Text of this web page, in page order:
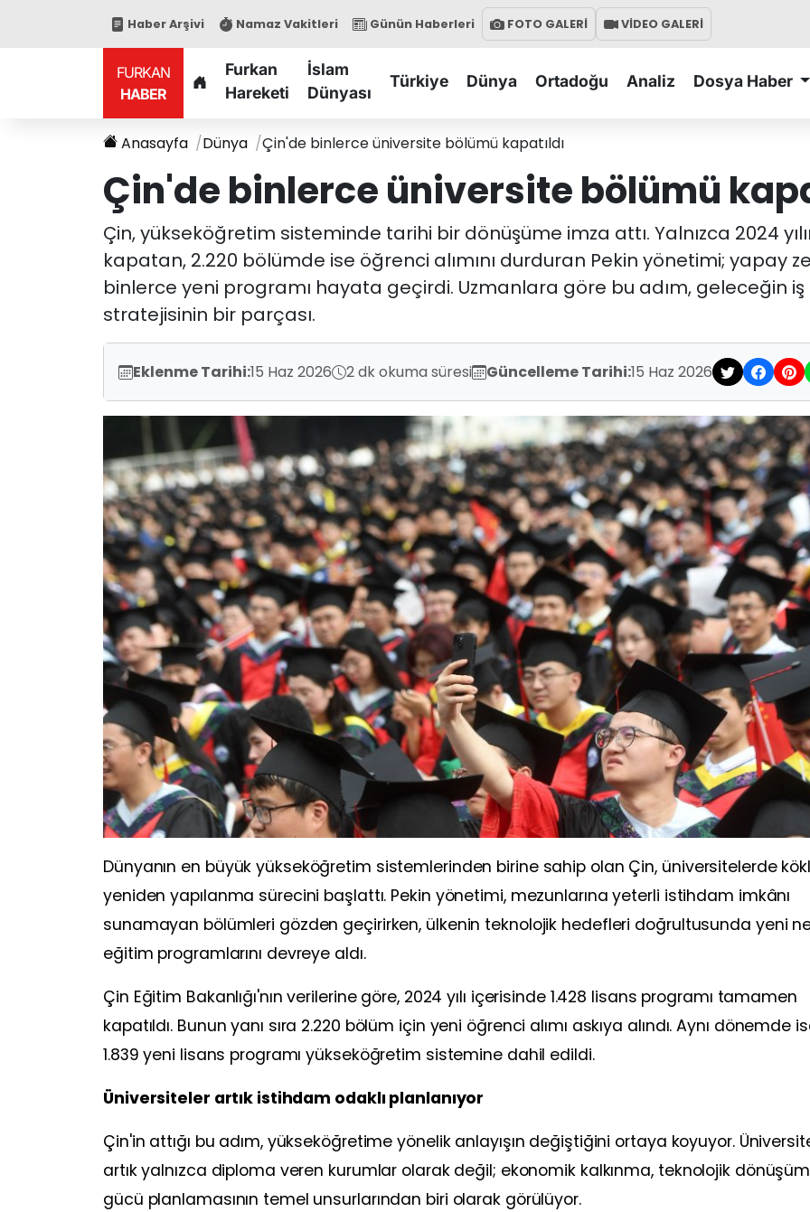
Haber Arşivi Namaz Vakitleri Günün Haberleri FOTO GALERİ VİDEO GALERİ
FURKAN
HABER
Furkan
Hareketi
İslam
Dünyası
Türkiye Dünya Ortadoğu Analiz Dosya Haber
Anasayfa Dünya Çin'de binlerce üniversite bölümü kapatıldı
Çin'de binlerce üniversite bölümü
Çin, yükseköğretim sisteminde tarihi bir dönüşüme imza attı. Yalnızca 2024
kapatan, 2.220 bölümde ise öğrenci alımını durduran Pekin yönetimi; yapay
binlerce yeni programı hayata geçirdi. Uzmanlara göre bu adım, geleceğin
stratejisinin bir parçası.
Eklenme Tarihi:15 Haz 2026 2 dk okuma süresi Güncelleme Tarihi:15 Haz 2026
Dünyanın en büyük yükseköğretim sistemlerinden birine sahip olan Çin, üniversitelerde
yeniden yapılanma sürecini başlattı. Pekin yönetimi, mezunlarına yeterli istihdam imkânı
sunamayan bölümleri gözden geçirirken, ülkenin teknolojik hedefleri doğrultusunda yeni
eğitim programlarını devreye aldı.
Çin Eğitim Bakanlığı'nın verilerine göre, 2024 yılı içerisinde 1.428 lisans programı tamamen
kapatıldı. Bunun yanı sıra 2.220 bölüm için yeni öğrenci alımı askıya alındı. Aynı dönemde
1.839 yeni lisans programı yükseköğretim sistemine dahil edildi.
Üniversiteler artık istihdam odaklı planlanıyor
Çin'in attığı bu adım, yükseköğretime yönelik anlayışın değiştiğini ortaya koyuyor.
artık yalnızca diploma veren kurumlar olarak değil; ekonomik kalkınma, teknolojik
gücü planlamasının temel unsurlarından biri olarak görülüyor.